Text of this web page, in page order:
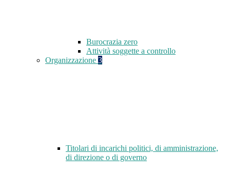
Burocrazia zero
Attività soggette a controllo
Organizzazione 3
Titolari di incarichi politici, di amministrazione,
di direzione o di governo